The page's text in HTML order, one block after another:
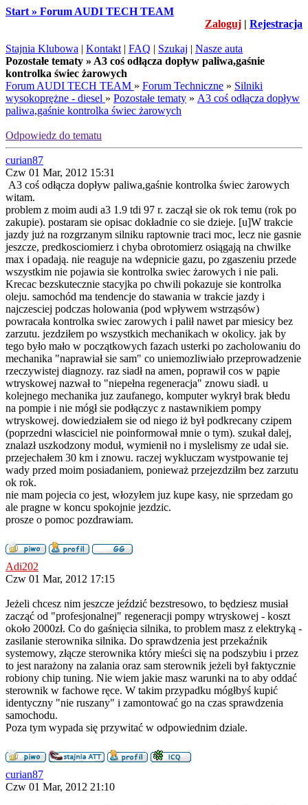
Start » Forum AUDI TECH TEAM
Zaloguj | Rejestracja
Stajnia Klubowa | Kontakt | FAQ | Szukaj | Nasze auta
Pozostałe tematy » A3 coś odłącza dopływ paliwa,gaśnie
kontrolka świec żarowych
Forum AUDI TECH TEAM » Forum Techniczne » Silniki
wysokoprężne - diesel » Pozostałe tematy » A3 coś odłącza dopływ
paliwa,gaśnie kontrolka świec żarowych
Odpowiedz do tematu
curian87
Czw 01 Mar, 2012 15:31
A3 coś odłącza dopływ paliwa,gaśnie kontrolka świec żarowych
witam.
problem z moim audi a3 1.9 tdi 97 r. zaczął sie ok rok temu (rok po
zakupie). postaram sie opisac dokładnie co sie dzieje. [u]W trakcie
jazdy już na rozgrzanym silniku raptownie traci moc, lecz nie gasnie
jeszcze, predkosciomierz i chyba obrotomierz osiągają na chwilke
max i opadają. nie reaguje na wdepnicie gazu, po zgaszeniu przede
wszystkim nie pojawia sie kontrolka swiec żarowych i nie pali.
Krecac bezskutecznie stacyjka po chwili pokazuje sie kontrolka
oleju. samochód ma tendencje do stawania w trakcie jazdy i
najczesciej podczas holowania (pod wpływem wstrząsów)
powracała kontrolka swiec zarowych i palił nawet par miesicy bez
zarzutu. jezdziłem po wszystkich mechanikach w okolicy. jak by
tego było mało w początkowych fazach usterki po zacholowaniu do
mechanika "naprawiał sie sam" co uniemozliwiało przeprowadzenie
rzeczywistej diagnozy. raz siadł na amen, poprawił cos w pąpie
wtryskowej nazwał to "niepełna regeneracja" znowu siadł. u
kolejnego mechanika juz zaufanego, komputer wykrył brak błedu
na pompie i nie mógł sie podłączyc z nastawnikiem pompy
wtryskowej. dowiedziałem sie od niego iż był podkrecany czipem
(poprzedni własciciel nie poinformował mnie o tym). szukał dalej,
znalazł uszkodzony moduł, wymienił no i myslelismy ze udał sie.
przejechałem 30 km i znowu. raczej wykluczam wystpowanie tej
wady przed moim posiadaniem, ponieważ przejezdziłm bez zarzutu
ok rok.
nie mam pojecia co jest, włozyłem juz kupe kasy, nie sprzedam go
ale pragne w koncu spokojnie jezdzic.
prosze o pomoc pozdrawiam.
Adi202
Czw 01 Mar, 2012 17:15
Jeżeli chcesz nim jeszcze jeździć bezstresowo, to będziesz musiał
zacząć od "profesjonalnej" regeneracji pompy wtryskowej - koszt
około 2000zł. Co do gaśnięcia silnika, to problem masz z elektryką -
zasilanie sterownika silnika. Do sprawdzenia jest przekaźnik
systemowy, złącze sterownika który mieści się na podszybiu i przez
to jest narażony na zalania oraz sam sterownik jeżeli był faktycznie
robiony chip tuning. Nie wiem jakie masz warunki na to aby oddać
sterownik w fachowe ręce. W takim przypadku mógłbyś kupić
identyczny "nie ruszany" i zamontować go na czas sprawdzenia
samochodu.
Poza tym wypada się przywitać w odpowiednim dziale.
curian87
Czw 01 Mar, 2012 21:10